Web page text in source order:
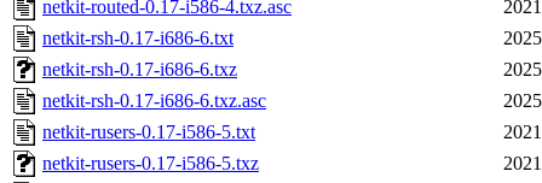
netkit-routed-0.17-i586-4.txz.asc
netkit-rsh-0.17-i686-6.txt
netkit-rsh-0.17-i686-6.txz
netkit-rsh-0.17-i686-6.txz.asc
netkit-rusers-0.17-i586-5.txt
netkit-rusers-0.17-i586-5.txz